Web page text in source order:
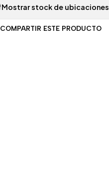
Mostrar stock de ubicaciones
COMPARTIR ESTE PRODUCTO